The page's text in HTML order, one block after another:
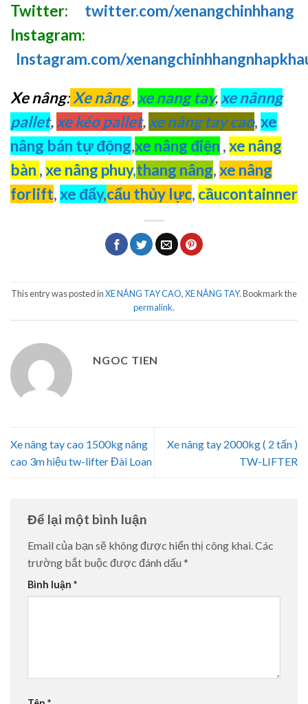
Twitter:
twitter.com/xenangchinhhang
Instagram:
Instagram.com/
Xe nâng:Xe nâng,xe nang tay,xe nânng
pallet,xe kéo pallet,xe nâng tay cao,xe
nâng bán tự động,xe nâng điện ,xe nâng
bàn ,xe nâng phuy,thang nâng,xe nâng
forlift,xe đẩy,cẩu thủy lực, cầucontainner
This entry was posted inXE NÂNG TAY CAO,XE NÂNG TAY. Bookmark the
permalink.
NGOC TIEN
Xe nâng tay cao 1500kg nâng
cao 3m hiệu tw-lifter Đài Loan
Xe nâng tay 2000kg ( 2 tấn )
TW-LIFTER
Để lại một bình luận
Email của bạn sẽ không được hiển thị công khai. Các
trường bắt buộc được đánh dấu *
Bình luận *